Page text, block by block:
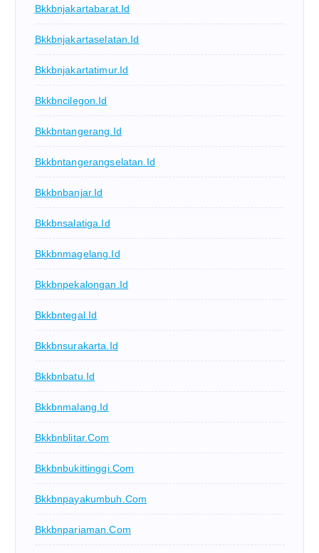
Bkkbnjakartabarat.id
Bkkbnjakartaselatan.id
Bkkbnjakartatimur.id
Bkkbncilegon.id
Bkkbntangerang.id
Bkkbntangerangselatan.id
Bkkbnbanjar.id
Bkkbnsalatiga.id
Bkkbnmagelang.id
Bkkbnpekalongan.id
Bkkbntegal.id
Bkkbnsurakarta.id
Bkkbnbatu.id
Bkkbnmalang.id
Bkkbnblitar.com
Bkkbnbukittinggi.com
Bkkbnpayakumbuh.com
Bkkbnpariaman.com